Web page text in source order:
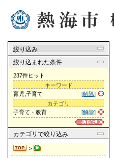
絞り込み
絞り込まれた条件
237件ヒット
キーワード
[解除]
育児,子育て
カテゴリ
[解除]
子育て・教育
カテゴリ で絞り込み
>